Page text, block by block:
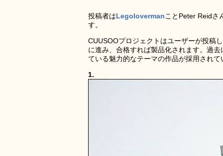
投稿者はLegolovermanことPeter Reidさ
す。
CUUSOOプロジェクトはユーザーが投稿
に進み、合格すれば製品化されます。過去
ている魅力的なテーマの作品が採用されて
1.